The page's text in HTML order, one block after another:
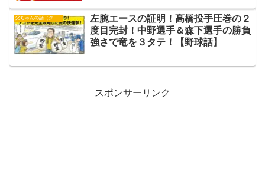
左腕エースの証明！髙橋投手圧巻の２
度目完封！中野選手＆森下選手の勝負
強さで竜を３タテ！【野球話】
スポンサーリンク